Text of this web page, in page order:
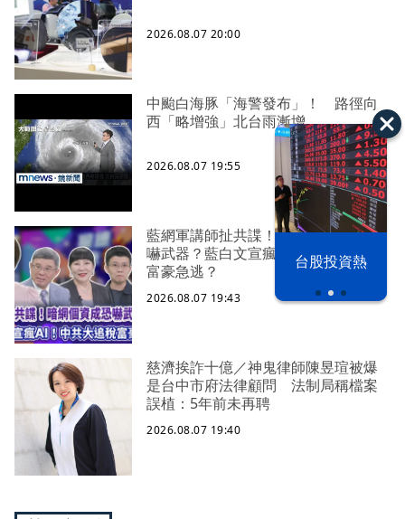
漢光42演習 台股投資熱
2026.08.07 20:00
中颱白海豚「海警發布」！ 路徑向
西「略增強」北台雨漸增
2026.08.07 19:55
藍網軍講師扯共諜！暗網買個資成恐
嚇武器？藍白文宣瘋AI！中共大追稅
富豪急逃？
2026.08.07 19:43
慈濟挨詐十億／神鬼律師陳昱瑄被爆
是台中市府法律顧問 法制局稱檔案
誤植：5年前未再聘
2026.08.07 19:40